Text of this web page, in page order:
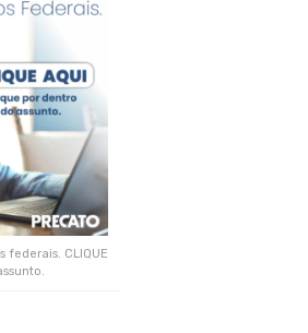
federais. CLIQUE